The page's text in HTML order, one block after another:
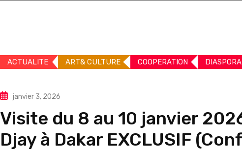
ACTUALITE ART& CULTURE COOPERATION DIASPORA
janvier 3, 2026
Visite du 8 au 10 janvier
Djay à Dakar EXCLUSIF